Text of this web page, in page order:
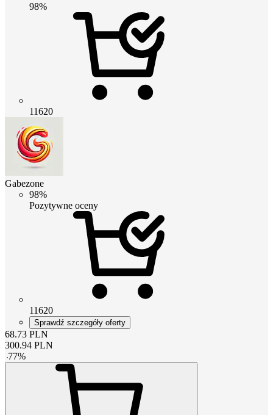
98%
11620
Gabezone
98%
Pozytywne oceny
11620
Sprawdź szczegóły oferty
68.73 PLN
300.94 PLN
-77%